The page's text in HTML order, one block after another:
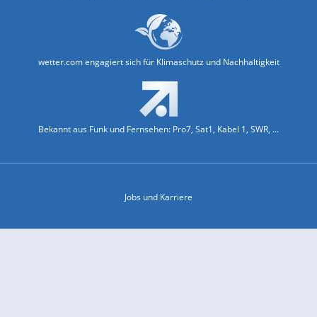
wetter.com engagiert sich für Klimaschutz und Nachhaltigkeit
Bekannt aus Funk und Fernsehen: Pro7, Sat1, Kabel 1, SWR, ...
Jobs und Karriere